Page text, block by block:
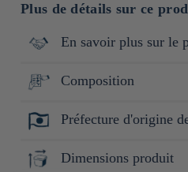
Plus de détails sur ce
En savoir plus sur le
Touga est une marque réputée
et pratiques, adaptés à un usage
Composition
CéramiquePréfecture d'origine
Tokyo
Dimensions produit